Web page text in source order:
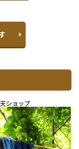
ショップ